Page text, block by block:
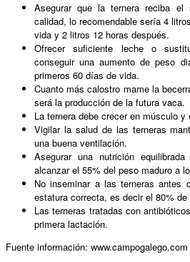
Asegurar que la ternera reciba el
calidad, lo recomendable sería 4
vida y 2 litros 12 horas después.
Ofrecer suficiente leche o
conseguir una aumento de peso
primeros 60 días de vida.
Cuanto más calostro mame la
será la producción de la futura vaca.
La ternera debe crecer en músculo
Vigilar la salud de las terneras
una buena ventilación.
Asegurar una nutrición
alcanzar el 55% del peso maduro a
No inseminar a las terneras antes
estatura correcta, es decir el 80%
Las terneras tratadas con
primera lactación.
Fuente información: www.campogalego.com